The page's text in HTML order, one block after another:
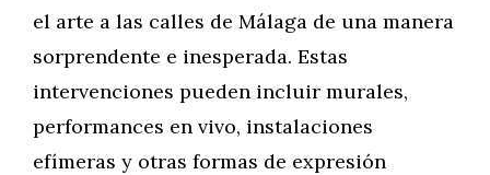
el arte a las calles de Málaga de una manera
sorprendente e inesperada. Estas
intervenciones pueden incluir murales,
performances en vivo, instalaciones
efímeras y otras formas de expresión